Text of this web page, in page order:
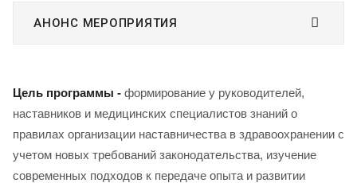
АНОНС МЕРОПРИЯТИЯ
Цель программы - формирование у руководителей,
наставников и медицинских специалистов знаний о
правилах организации наставничества в здравоохранении с
учетом новых требований законодательства, изучение
современных подходов к передаче опыта и развитии